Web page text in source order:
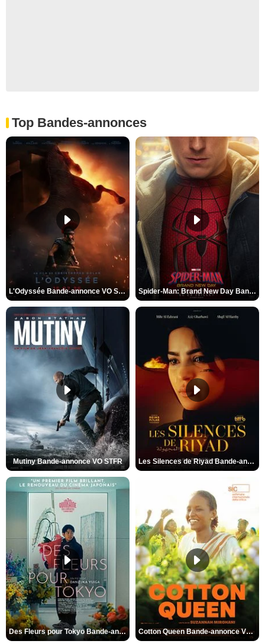
Top Bandes-annonces
L'Odyssée Bande-annonce VO STFR Spider-Man: Brand New Day Bande-annonce VO STFR
Mutiny Bande-annonce VO STFR Les Silences de Riyad Bande-annonce VO STFR
Des Fleurs pour Tokyo Bande-annonce VO STFR Cotton Queen Bande-annonce VO STFR